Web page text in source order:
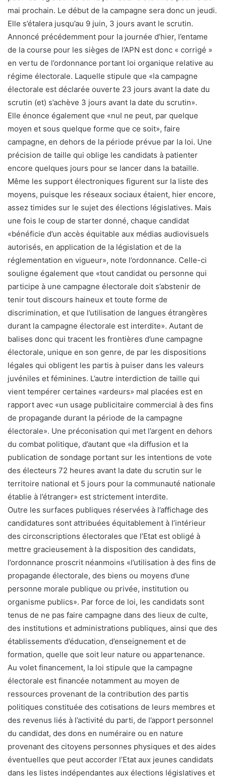
mai prochain. Le début de la campagne sera donc un jeudi.
Elle s’étalera jusqu’au 9 juin, 3 jours avant le scrutin.
Annoncé précédemment pour la journée d’hier, l’entame
de la course pour les sièges de l’APN est donc « corrigé »
en vertu de l’ordonnance portant loi organique relative au
régime électorale. Laquelle stipule que «la campagne
électorale est déclarée ouverte 23 jours avant la date du
scrutin (et) s’achève 3 jours avant la date du scrutin».
Elle énonce également que «nul ne peut, par quelque
moyen et sous quelque forme que ce soit», faire
campagne, en dehors de la période prévue par la loi. Une
précision de taille qui oblige les candidats à patienter
encore quelques jours pour se lancer dans la bataille.
Même les support électroniques figurent sur la liste des
moyens, puisque les réseaux sociaux étaient, hier encore,
assez timides sur le sujet des élections législatives. Mais
une fois le coup de starter donné, chaque candidat
«bénéficie d’un accès équitable aux médias audiovisuels
autorisés, en application de la législation et de la
réglementation en vigueur», note l’ordonnance. Celle-ci
souligne également que «tout candidat ou personne qui
participe à une campagne électorale doit s’abstenir de
tenir tout discours haineux et toute forme de
discrimination, et que l’utilisation de langues étrangères
durant la campagne électorale est interdite». Autant de
balises donc qui tracent les frontières d’une campagne
électorale, unique en son genre, de par les dispositions
légales qui obligent les partis à puiser dans les valeurs
juvéniles et féminines. L’autre interdiction de taille qui
vient tempérer certaines «ardeurs» mal placées est en
rapport avec «un usage publicitaire commercial à des fins
de propagande durant la période de la campagne
électorale». Une préconisation qui met l’argent en dehors
du combat politique, d’autant que «la diffusion et la
publication de sondage portant sur les intentions de vote
des électeurs 72 heures avant la date du scrutin sur le
territoire national et 5 jours pour la communauté nationale
établie à l’étranger» est strictement interdite.
Outre les surfaces publiques réservées à l’affichage des
candidatures sont attribuées équitablement à l’intérieur
des circonscriptions électorales que l’Etat est obligé à
mettre gracieusement à la disposition des candidats,
l’ordonnance proscrit néanmoins «l’utilisation à des fins de
propagande électorale, des biens ou moyens d’une
personne morale publique ou privée, institution ou
organisme publics». Par force de loi, les candidats sont
tenus de ne pas faire campagne dans des lieux de culte,
des institutions et administrations publiques, ainsi que des
établissements d’éducation, d’enseignement et de
formation, quelle que soit leur nature ou appartenance.
Au volet financement, la loi stipule que la campagne
électorale est financée notamment au moyen de
ressources provenant de la contribution des partis
politiques constituée des cotisations de leurs membres et
des revenus liés à l’activité du parti, de l’apport personnel
du candidat, des dons en numéraire ou en nature
provenant des citoyens personnes physiques et des aides
éventuelles que peut accorder l’Etat aux jeunes candidats
dans les listes indépendantes aux élections législatives et